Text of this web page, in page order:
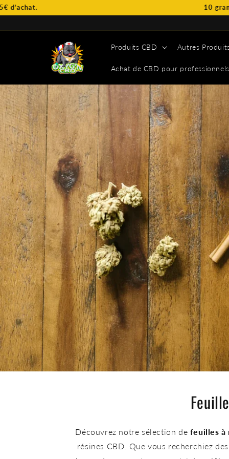
passer
contenu
10 grammes de CBD
Produits CBD Autres
Achat de CBD pour professionnels
Découvrez notre sélection de feuilles à
résines CBD. Que vous recherchiez